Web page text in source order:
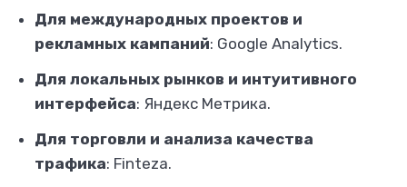
Для международных проектов и
рекламных кампаний: Google Analytics.
Для локальных рынков и интуитивного
интерфейса: Яндекс Метрика.
Для торговли и анализа качества
трафика: Finteza.